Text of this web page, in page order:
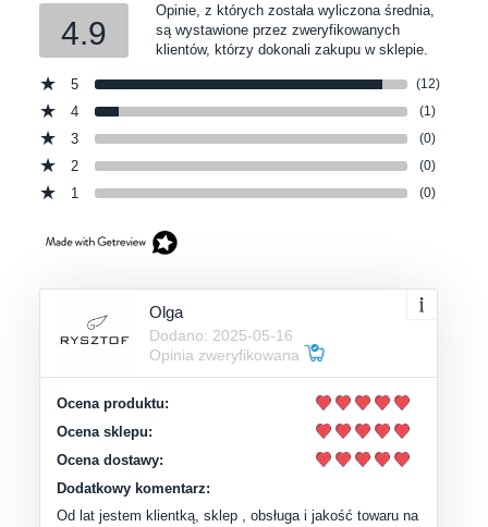
4.9
Opinie, z których została wyliczona średnia,
są wystawione przez zweryfikowanych
klientów, którzy dokonali zakupu w sklepie.
5 (12)
4 (1)
3 (0)
2 (0)
1 (0)
Olga
Dodano: 2025-05-16
Opinia zweryfikowana
Ocena produktu:
Ocena sklepu:
Ocena dostawy:
Dodatkowy komentarz:
Od lat jestem klientką, sklep , obsługa i jakość towaru na